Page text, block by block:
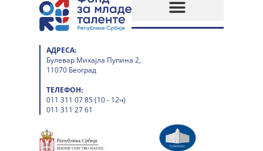
АДРЕСА:
Булевар Михајла Пупина 2,
11070 Београд
ТЕЛЕФОН:
011 311 07 85 (10 - 12ч)
011 311 27 61